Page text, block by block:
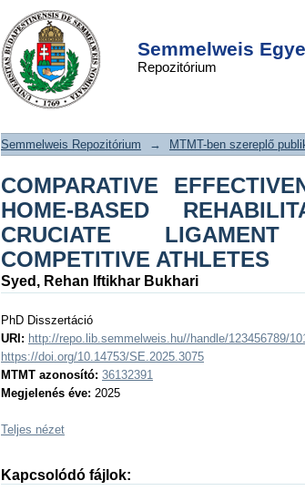
Semmelweis
Repozitórium
COMPARATIVE
SUPERVISED AND
REHABILITATION AFTER
CRUCIATE
ATHLETES
DSpace/Manakin Repository
Semmelweis Repozitórium → MTMT-ben szereplő
COMPARATIVE
HOME-BASED
CRUCIATE
COMPETITIVE ATHLETES
Syed, Rehan Iftikhar Bukhari
PhD Disszertáció
URI: http://repo.lib.semmelweis.hu//handle/123456789/
https://doi.org/10.14753/SE.2025.3075
MTMT azonosító: 36132391
Megjelenés éve: 2025
Teljes nézet
Kapcsolódó fájlok: